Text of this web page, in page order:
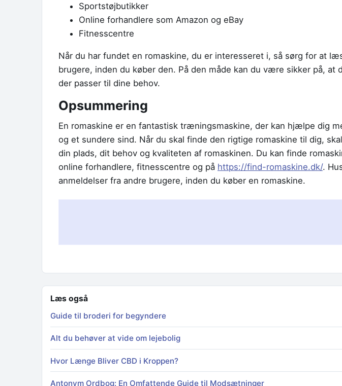
Sportstøjbutikker
Online forhandlere som Amazon og eBay
Fitnesscentre
Når du har fundet en romaskine, du er interesseret i, så sørg for at
brugere, inden du køber den. På den måde kan du være sikker på, at
der passer til dine behov.
Opsummering
En romaskine er en fantastisk træningsmaskine, der kan hjælpe dig
og et sundere sind. Når du skal finde den rigtige romaskine til dig,
din plads, dit behov og kvaliteten af romaskinen. Du kan finde
online forhandlere, fitnesscentre og på https://find-romaskine.dk/.
anmeldelser fra andre brugere, inden du køber en romaskine.
Læs også
Guide til broderi for begyndere
Alt du behøver at vide om lejebolig
Hvor Længe Bliver CBD i Kroppen?
Antonym Ordbog: En Omfattende Guide til Modsætninger